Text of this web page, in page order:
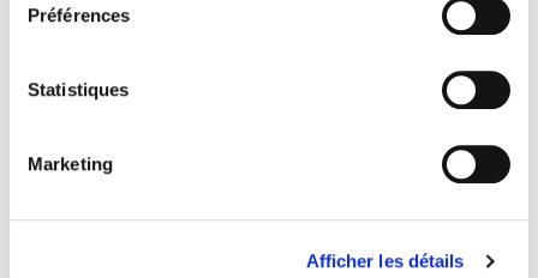
Préférences
Statistiques
Marketing
Afficher les détails
Analyse la situation économique